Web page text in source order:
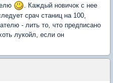
. Каждый новичок с нее
срач станиц на 100,
- лить то, что предписано
лукойл, если он